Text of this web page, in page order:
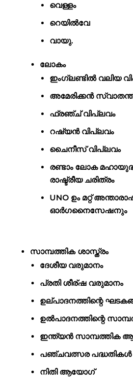
വെള്ളം
റെയിൽവേ
വായു.
ലോകം
ഇംഗ്ലണ്ടിൽ വലിയ
അമേരിക്കൻ
ഫ്രഞ്ച് വിപ്ലവം
റഷ്യൻ വിപ്ലവം
ചൈനീസ് വിപ്ലവം
രണ്ടാം ലോക
രാഷ്ട്രീയ ചരിത്രം
UNO ഉം മറ്റ്
ഓർഗനൈസേഷനും
സാമ്പത്തിക ശാസ്ത്രം
ദേശീയ വരുമാനം
പ്രതി ശീര്ഷ വരുമാനം
ഉല്പാദനത്തിന്റെ
ഉൽപാദനത്തിന്റെ
ഇന്ത്യൻ സാമ്പത്തിക
പഞ്ചവത്സര പദ്ധതികൾ
നിതി ആയോഗ്